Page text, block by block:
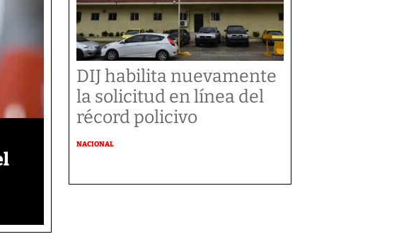
DIJ habilita nuevamente
la solicitud en línea del
récord policivo
NACIONAL